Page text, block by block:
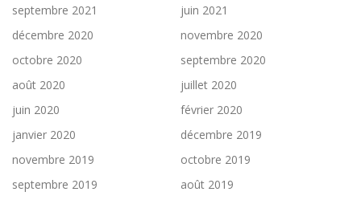
septembre 2021
juin 2021
décembre 2020
novembre 2020
octobre 2020
septembre 2020
août 2020
juillet 2020
juin 2020
février 2020
janvier 2020
décembre 2019
novembre 2019
octobre 2019
septembre 2019
août 2019